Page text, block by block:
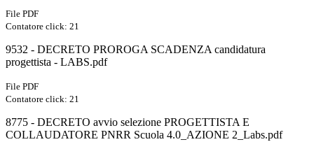
File PDF
Contatore click: 21
9532 - DECRETO PROROGA SCADENZA candidatura
progettista - LABS.pdf
File PDF
Contatore click: 21
8775 - DECRETO avvio selezione PROGETTISTA E
COLLAUDATORE PNRR Scuola 4.0_AZIONE 2_Labs.pdf